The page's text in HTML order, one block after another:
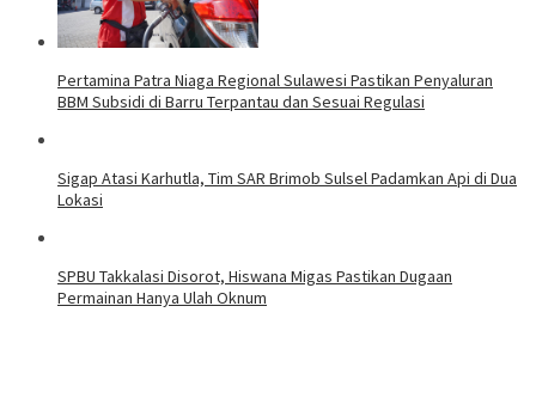
Pertamina Patra Niaga Regional Sulawesi Pastikan Penyaluran
BBM Subsidi di Barru Terpantau dan Sesuai Regulasi
Sigap Atasi Karhutla, Tim SAR Brimob Sulsel Padamkan Api di Dua
Lokasi
SPBU Takkalasi Disorot, Hiswana Migas Pastikan Dugaan
Permainan Hanya Ulah Oknum